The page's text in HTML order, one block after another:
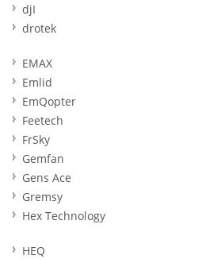
djI
drotek
EMAX
Emlid
EmQopter
Feetech
FrSky
Gemfan
Gens Ace
Gremsy
Hex Technology
HEQ